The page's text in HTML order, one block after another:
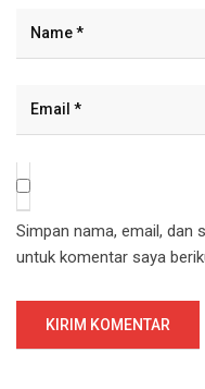
Simpan nama, email, dan
untuk komentar saya